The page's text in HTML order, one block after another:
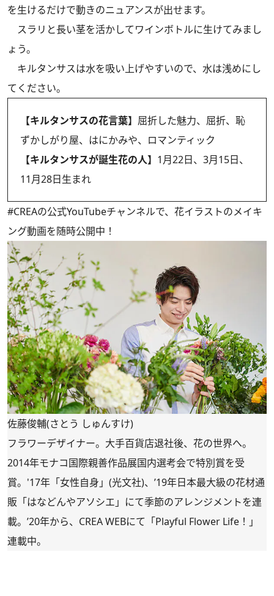
を生けるだけで動きのニュアンスが出せます。
スラリと長い茎を活かしてワインボトルに生けてみまし
ょう。
キルタンサスは水を吸い上げやすいので、水は浅めにし
てください。
【キルタンサスの花言葉】 屈折した魅力、屈折、恥
ずかしがり屋、はにかみや、ロマンティック
【キルタンサスが誕生花の人】 1月22日、3月15日、
11月28日生まれ
#CREAの公式YouTubeチャンネルで、花イラストのメイキ
ング動画を随時公開中！
佐藤俊輔(さとう しゅんすけ)
フラワーデザイナー。大手百貨店退社後、花の世界へ。
2014年モナコ国際親善作品展国内選考会で特別賞を受
賞。'17年「女性自身」(光文社)、’19年日本最大級の花材通
販「はなどんやアソシエ 」にて季節のアレンジメントを連
載。’20年から、CREA WEBにて「Playful Flower Life！ 」
連載中。